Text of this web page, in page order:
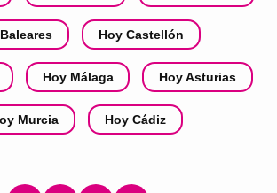
Hoy Castellón
Hoy Málaga Hoy Asturias
Murcia Hoy Cádiz